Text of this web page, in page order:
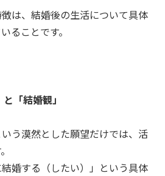
は、結婚後の生活について具体
ることです。
「結婚観」
う漠然とした願望だけでは、活
婚する（したい）」という具体